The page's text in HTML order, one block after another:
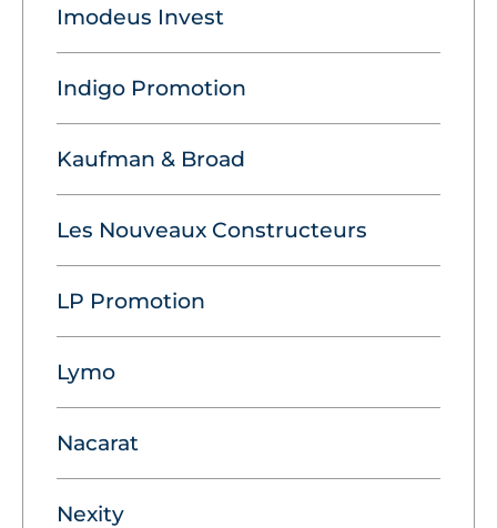
Imodeus Invest
Indigo Promotion
Kaufman & Broad
Les Nouveaux Constructeurs
LP Promotion
Lymo
Nacarat
Nexity